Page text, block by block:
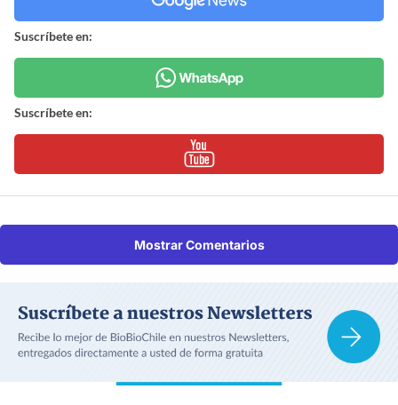
Suscríbete en:
Suscríbete en:
Mostrar Comentarios